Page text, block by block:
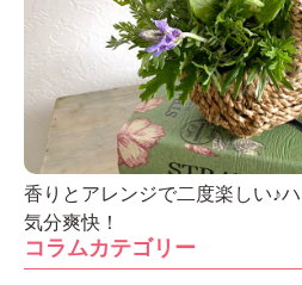
香りとアレンジで二度楽しい♪
気分爽快！
コラムカテゴリー